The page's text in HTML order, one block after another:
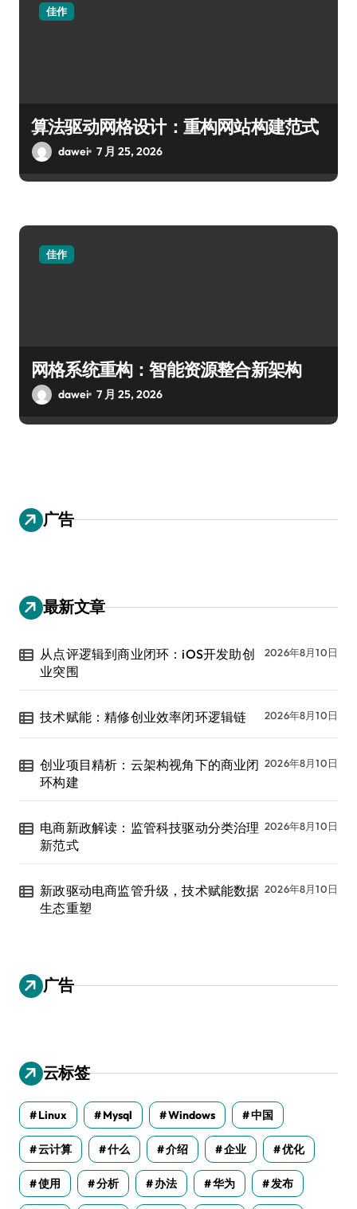
佳作
算法驱动网格设计：重构网站构建范式
dawei 7 月 25, 2026
佳作
网格系统重构：智能资源整合新架构
dawei 7 月 25, 2026
广告
最新文章
从点评逻辑到商业闭环：iOS开发助创
业突围
2026年8月10日
技术赋能：精修创业效率闭环逻辑链 2026年8月10日
创业项目精析：云架构视角下的商业闭
环构建
2026年8月10日
电商新政解读：监管科技驱动分类治理
新范式
2026年8月10日
新政驱动电商监管升级，技术赋能数据
生态重塑
2026年8月10日
广告
云标签
Linux Mysql Windows 中国
云计算 什么 介绍 企业 优化
使用 分析 办法 华为 发布